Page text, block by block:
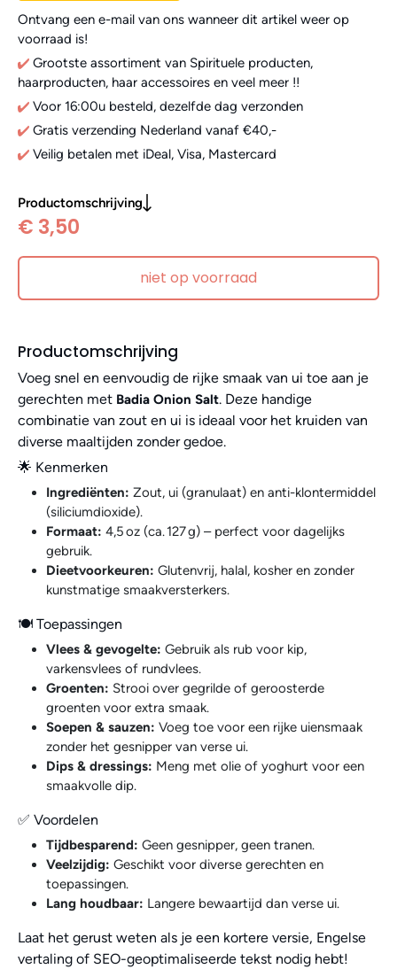
Ontvang een e-mail van ons wanneer dit artikel weer op
voorraad is!
Grootste assortiment van Spirituele producten,
haarproducten, haar accessoires en veel meer !!
Voor 16:00u besteld, dezelfde dag verzonden
Gratis verzending Nederland vanaf €40,-
Veilig betalen met iDeal, Visa, Mastercard
Productomschrijving
€ 3,50
niet op voorraad
Productomschrijving
Voeg snel en eenvoudig de rijke smaak van ui toe aan je
gerechten met Badia Onion Salt. Deze handige
combinatie van zout en ui is ideaal voor het kruiden van
diverse maaltijden zonder gedoe.
🌟 Kenmerken
Ingrediënten: Zout, ui (granulaat) en anti-klontermiddel
(siliciumdioxide).
Formaat: 4,5 oz (ca. 127 g) – perfect voor dagelijks
gebruik.
Dieetvoorkeuren: Glutenvrij, halal, kosher en zonder
kunstmatige smaakversterkers.
🍽 Toepassingen
Vlees & gevogelte: Gebruik als rub voor kip,
varkensvlees of rundvlees.
Groenten: Strooi over gegrilde of geroosterde
groenten voor extra smaak.
Soepen & sauzen: Voeg toe voor een rijke uiensmaak
zonder het gesnipper van verse ui.
Dips & dressings: Meng met olie of yoghurt voor een
smaakvolle dip.
✅ Voordelen
Tijdbesparend: Geen gesnipper, geen tranen.
Veelzijdig: Geschikt voor diverse gerechten en
toepassingen.
Lang houdbaar: Langere bewaartijd dan verse ui.
Laat het gerust weten als je een kortere versie, Engelse
vertaling of SEO-geoptimaliseerde tekst nodig hebt!